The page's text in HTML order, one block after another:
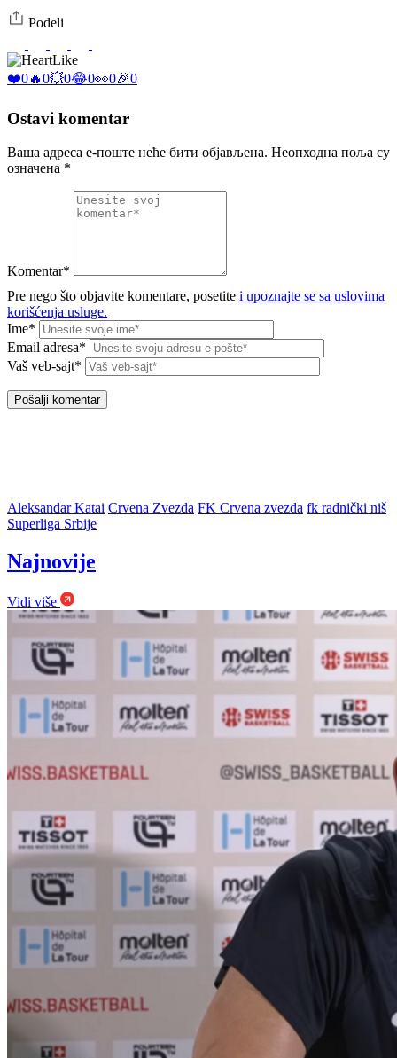
Podeli
Like
❤️0🔥0💥0😂0👀0🎉0
Ostavi komentar
Ваша адреса е-поште неће бити објављена. Неопходна поља су
означена *
Komentar*
Pre nego što objavite komentare, posetite i upoznajte se sa uslovima
korišćenja usluge.
Ime*
Email adresa*
Vaš veb-sajt*
Aleksandar Katai Crvena Zvezda FK Crvena zvezda fk radnički niš
Superliga Srbije
Najnovije
Vidi više